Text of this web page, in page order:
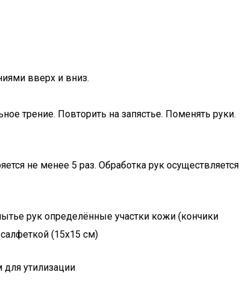
вверх и вниз.
трение. Повторить на запястье. Поменять руки.
не менее 5 раз. Обработка рук осуществляется
рук определённые участки кожи (кончики
(15х15 см)
утилизации